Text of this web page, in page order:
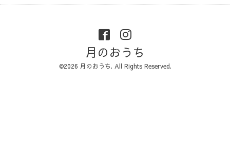
月のおうち
©2026 月のおうち. All Rights Reserved.